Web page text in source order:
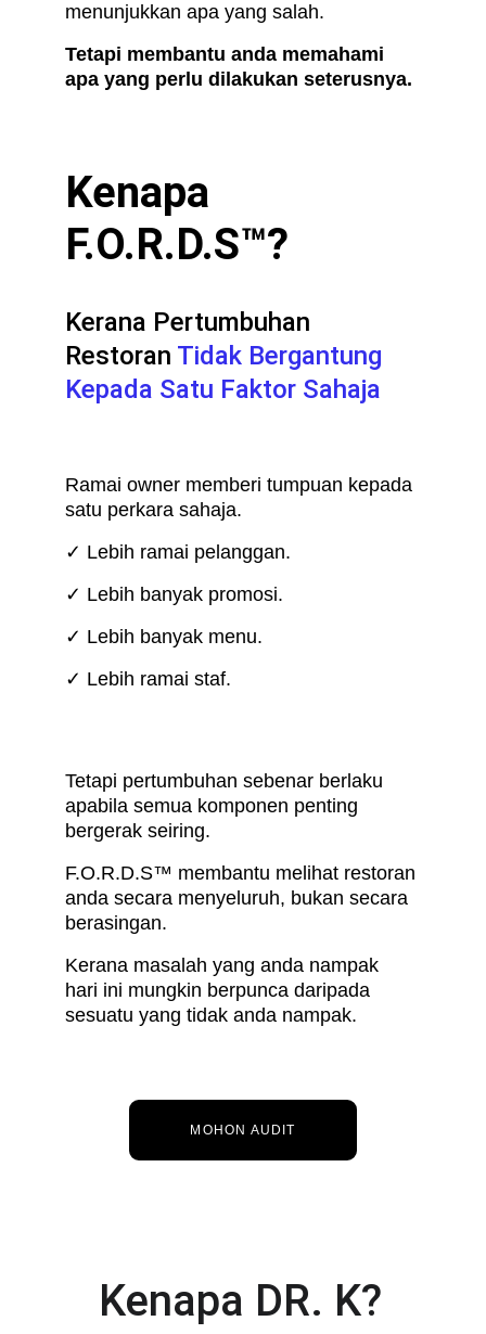
menunjukkan apa yang salah.
Tetapi membantu anda memahami
apa yang perlu dilakukan seterusnya.
Kenapa
F.O.R.D.S™?
Kerana Pertumbuhan
Restoran Tidak Bergantung
Kepada Satu Faktor Sahaja
Ramai owner memberi tumpuan kepada
satu perkara sahaja.
✓ Lebih ramai pelanggan.
✓ Lebih banyak promosi.
✓ Lebih banyak menu.
✓ Lebih ramai staf.
Tetapi pertumbuhan sebenar berlaku
apabila semua komponen penting
bergerak seiring.
F.O.R.D.S™ membantu melihat restoran
anda secara menyeluruh, bukan secara
berasingan.
Kerana masalah yang anda nampak
hari ini mungkin berpunca daripada
sesuatu yang tidak anda nampak.
MOHON AUDIT
Kenapa DR. K?